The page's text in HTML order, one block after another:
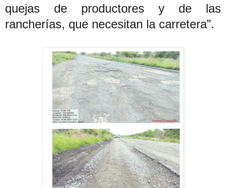
quejas de productores y de las
rancherías, que necesitan la carretera”.